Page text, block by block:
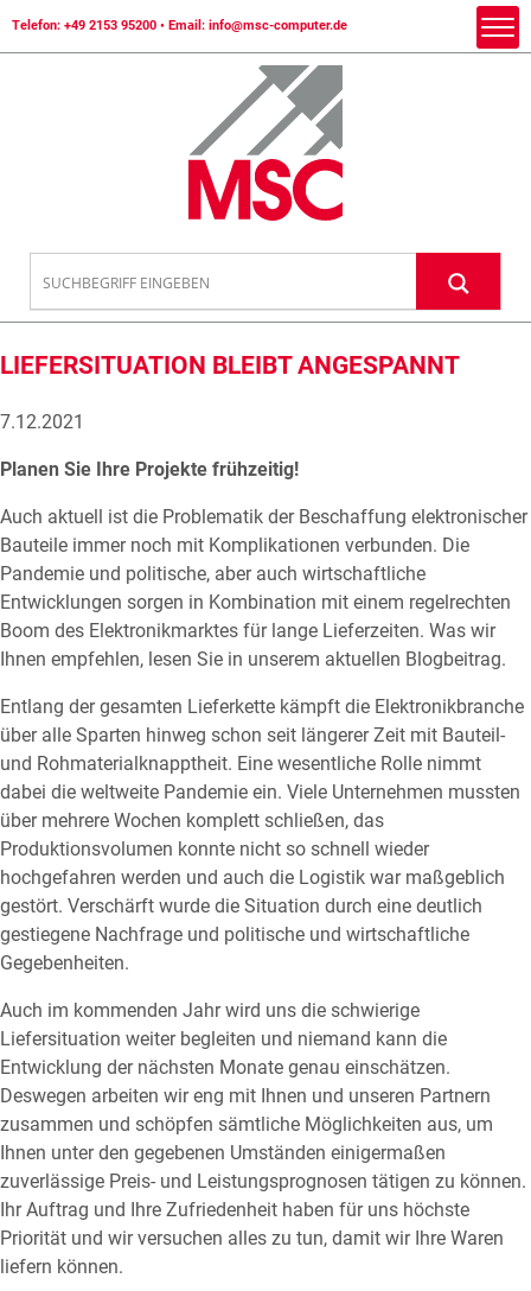
Telefon: +49 2153 95200 • Email: info@msc-computer.de
LIEFERSITUATION BLEIBT ANGESPANNT
7.12.2021
Planen Sie Ihre Projekte frühzeitig!
Auch aktuell ist die Problematik der Beschaffung elektronischer
Bauteile immer noch mit Komplikationen verbunden. Die
Pandemie und politische, aber auch wirtschaftliche
Entwicklungen sorgen in Kombination mit einem regelrechten
Boom des Elektronikmarktes für lange Lieferzeiten. Was wir
Ihnen empfehlen, lesen Sie in unserem aktuellen Blogbeitrag.
Entlang der gesamten Lieferkette kämpft die Elektronikbranche
über alle Sparten hinweg schon seit längerer Zeit mit Bauteil-
und Rohmaterialknapptheit. Eine wesentliche Rolle nimmt
dabei die weltweite Pandemie ein. Viele Unternehmen mussten
über mehrere Wochen komplett schließen, das
Produktionsvolumen konnte nicht so schnell wieder
hochgefahren werden und auch die Logistik war maßgeblich
gestört. Verschärft wurde die Situation durch eine deutlich
gestiegene Nachfrage und politische und wirtschaftliche
Gegebenheiten.
Auch im kommenden Jahr wird uns die schwierige
Liefersituation weiter begleiten und niemand kann die
Entwicklung der nächsten Monate genau einschätzen.
Deswegen arbeiten wir eng mit Ihnen und unseren Partnern
zusammen und schöpfen sämtliche Möglichkeiten aus, um
Ihnen unter den gegebenen Umständen einigermaßen
zuverlässige Preis- und Leistungsprognosen tätigen zu können.
Ihr Auftrag und Ihre Zufriedenheit haben für uns höchste
Priorität und wir versuchen alles zu tun, damit wir Ihre Waren
liefern können.